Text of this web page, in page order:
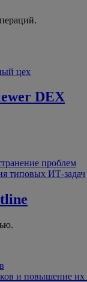
цех
DEX
проблем
типовых ИТ-задач
и повышение